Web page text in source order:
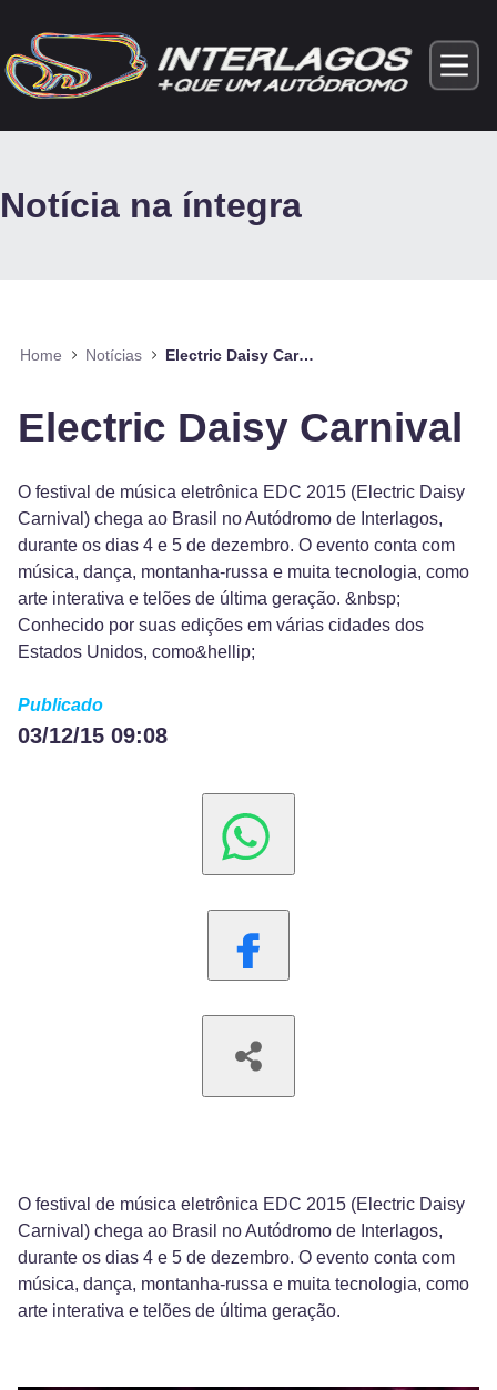
Notícia na íntegra
Home Notícias Electric Daisy Carnival
Electric Daisy Carnival
O festival de música eletrônica EDC 2015 (Electric Daisy
Carnival) chega ao Brasil no Autódromo de Interlagos,
durante os dias 4 e 5 de dezembro. O evento conta com
música, dança, montanha-russa e muita tecnologia, como
arte interativa e telões de última geração. &nbsp;
Conhecido por suas edições em várias cidades dos
Estados Unidos, como&hellip;
Publicado
03/12/15 09:08
O festival de música eletrônica EDC 2015 (Electric Daisy
Carnival) chega ao Brasil no Autódromo de Interlagos,
durante os dias 4 e 5 de dezembro. O evento conta com
música, dança, montanha-russa e muita tecnologia, como
arte interativa e telões de última geração.